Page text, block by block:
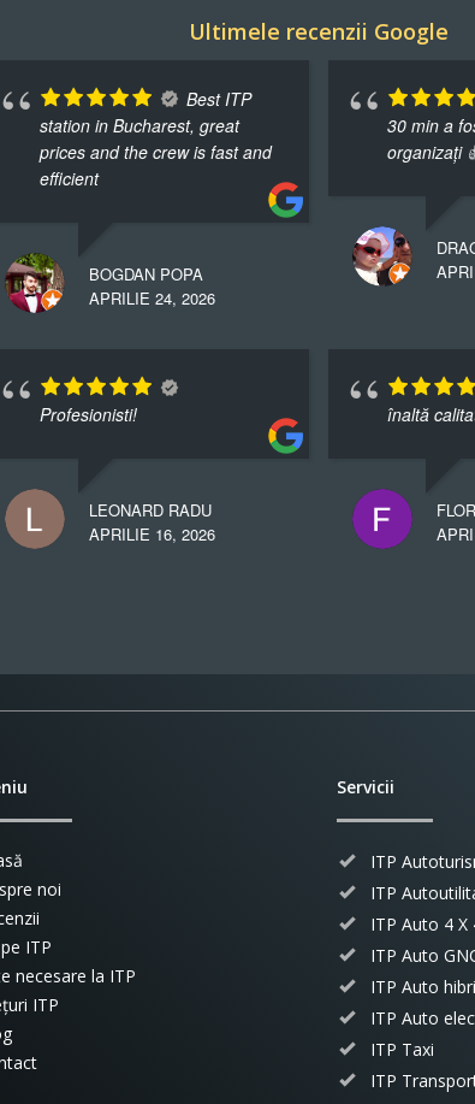
Ultimele recenzii Google
Best ITP
station in Bucharest, great
prices and the crew is fast and
efficient
BOGDAN POPA
APRILIE 24, 2026
30 min a
organizați
Profesionisti!
LEONARD RADU
APRILIE 16, 2026
înaltă
noi
ITP
necesare la ITP
ITP
Servicii
ITP
ITP
ITP Auto 4 X
ITP Auto
ITP Auto
ITP Auto
ITP Taxi
ITP